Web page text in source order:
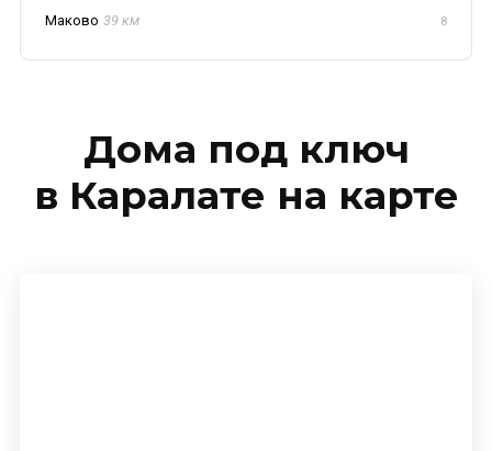
Маково 39 км 8
Дома под ключ
в Каралате на карте